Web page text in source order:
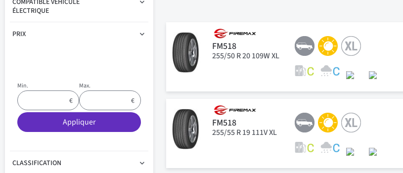
FM518
255/50 R 20 109W XL
FM518
255/55 R 19 111V XL
COMPATIBLE VÉHICULE
ÉLECTRIQUE
PRIX
Min. Max.
Appliquer
CLASSIFICATION